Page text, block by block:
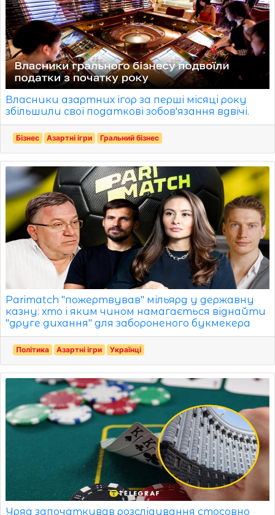
Власники азартних ігор за перші місяці року
збільшили свої податкові зобов'язання вдвічі.
Бізнес Азартні ігри Гральний бізнес
Parimatch "пожертвував" мільярд у державну
казну: хто і яким чином намагається віднайти
"друге дихання" для забороненого букмекера
Політика Азартні ігри Українці
Уряд започаткував розслідування стосовно